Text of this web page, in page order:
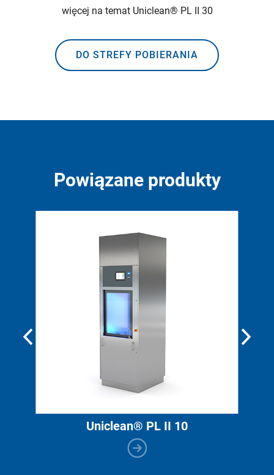
więcej na temat Uniclean® PL II 30
DO STREFY POBIERANIA
Powiązane produkty
Uniclean® PL II 10